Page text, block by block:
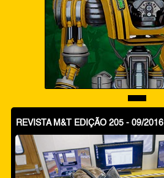
REVISTA M&T EDIÇÃO 205 - 09/2016